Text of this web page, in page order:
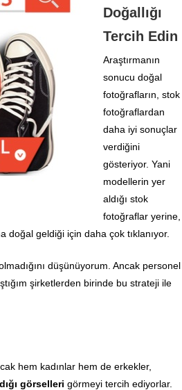
Doğallığı
Tercih Edin
Araştırmanın
sonucu doğal
fotoğrafların, stok
fotoğraflardan
daha iyi sonuçlar
verdiğini
gösteriyor. Yani
modellerin yer
aldığı stok
fotoğraflar yerine,
doğal geldiği için daha çok tıklanıyor.
düşünüyorum. Ancak personel
şirketlerden birinde bu strateji ile
hem kadınlar hem de erkekler,
görselleri görmeyi tercih ediyorlar.